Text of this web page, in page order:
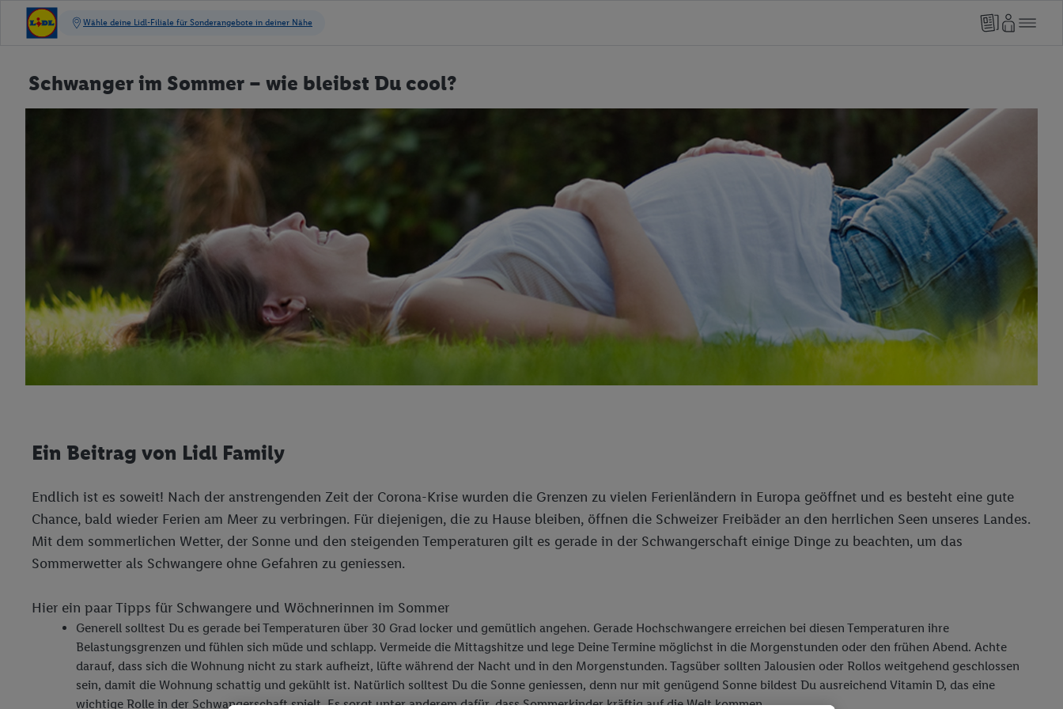
Schwanger im Sommer – wie bleibst Du cool?
Ein Beitrag von Lidl Family
Endlich ist es soweit! Nach der anstrengenden Zeit der Corona-Krise wurden die Grenzen zu vielen Ferienländern in Europa geöffnet und es besteht eine gute
Chance, bald wieder Ferien am Meer zu verbringen. Für diejenigen, die zu Hause bleiben, öffnen die Schweizer Freibäder an den herrlichen Seen unseres Landes.
Mit dem sommerlichen Wetter, der Sonne und den steigenden Temperaturen gilt es gerade in der Schwangerschaft einige Dinge zu beachten, um das
Sommerwetter als Schwangere ohne Gefahren zu geniessen.
Hier ein paar Tipps für Schwangere und Wöchnerinnen im Sommer
Generell solltest Du es gerade bei Temperaturen über 30 Grad locker und gemütlich angehen. Gerade Hochschwangere erreichen bei diesen Temperaturen ihre
Belastungsgrenzen und fühlen sich müde und schlapp. Vermeide die Mittagshitze und lege Deine Termine möglichst in die Morgenstunden oder den frühen Abend. Achte
darauf, dass sich die Wohnung nicht zu stark aufheizt, lüfte während der Nacht und in den Morgenstunden. Tagsüber sollten Jalousien oder Rollos weitgehend geschlossen
sein, damit die Wohnung schattig und gekühlt ist. Natürlich solltest Du die Sonne geniessen, denn nur mit genügend Sonne bildest Du ausreichend Vitamin D, das eine
wichtige Rolle in der Schwangerschaft spielt. Es sorgt unter anderem dafür, dass Sommerkinder kräftig auf die Welt kommen.